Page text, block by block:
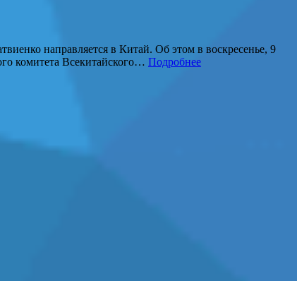
направляется в Китай. Об этом в воскресенье, 9
комитета Всекитайского… Подробнее